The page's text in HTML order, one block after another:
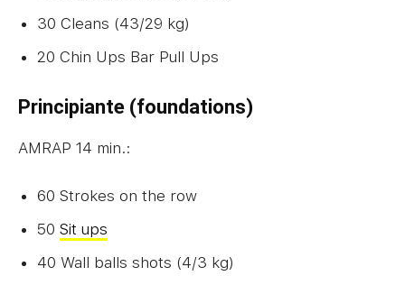
30 Cleans (43/29 kg)
20 Chin Ups Bar Pull Ups
Principiante (foundations)
AMRAP 14 min.:
60 Strokes on the row
50 Sit ups
40 Wall balls shots (4/3 kg)